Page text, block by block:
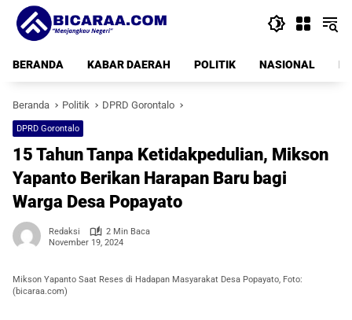
Langsung
konten
BERANDA
KABAR DAERAH POLITIK NASIONAL
Beranda Politik DPRD Gorontalo
DPRD Gorontalo
15 Tahun Tanpa Ketidakpedulian, Mikson
Yapanto Berikan Harapan Baru bagi
Warga Desa Popayato
Redaksi
2 Min Baca
November 19, 2024
Mikson Yapanto Saat Reses di Hadapan Masyarakat Desa Popayato, Foto:
(bicaraa.com)